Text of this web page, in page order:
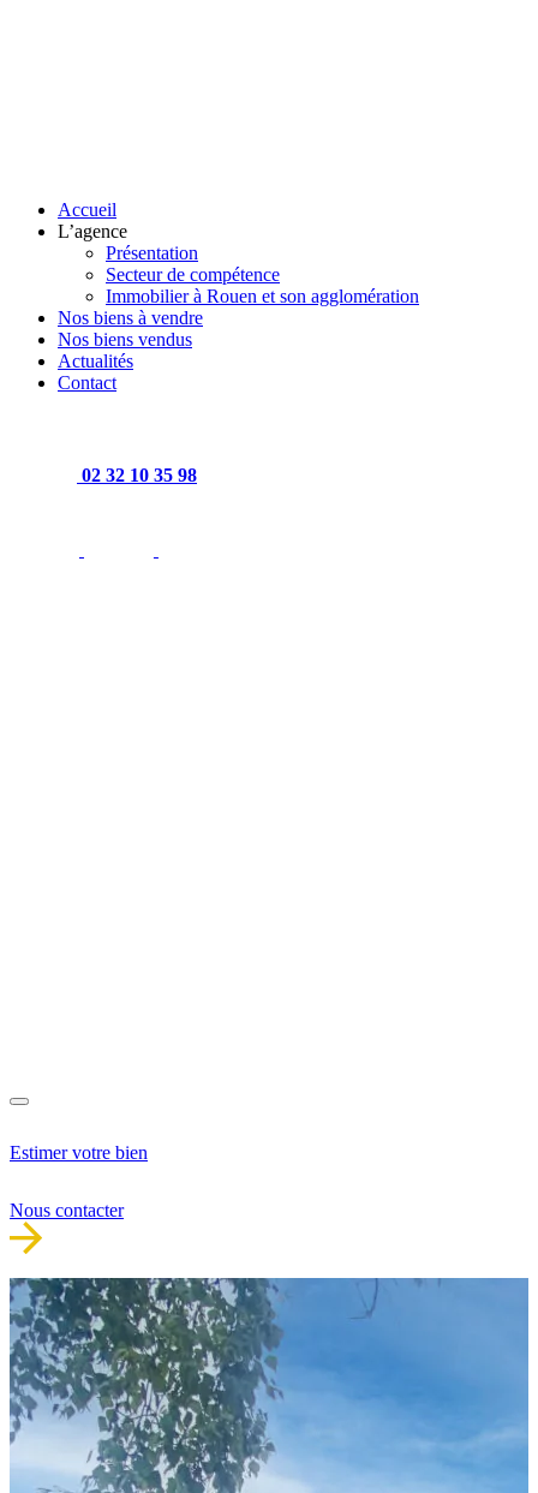
Accueil
L’agence
Présentation
Secteur de compétence
Immobilier à Rouen et son agglomération
Nos biens à vendre
Nos biens vendus
Actualités
Contact
02 32 10 35 98
Estimer votre bien
Nous contacter